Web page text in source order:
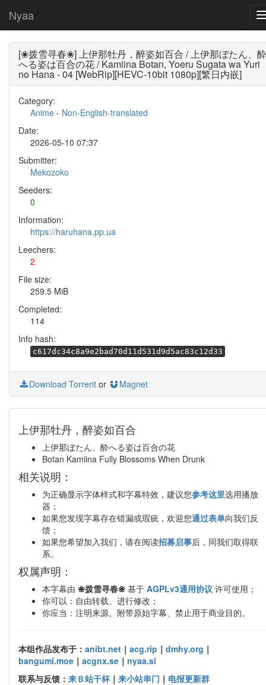
Nyaa
[❀拨雪寻春❀] 上伊那牡丹，醉姿如百合 / 上伊那ぼたん、酔
へる姿は百合の花 / Kamiina Botan, Yoeru Sugata wa Yuri
no Hana - 04 [WebRip][HEVC-10bit 1080p][繁日内嵌]
Category:
Anime - Non-English-translated
Date:
2026-05-10 07:37
Submitter:
Mekozoko
Seeders:
0
Information:
https://haruhana.pp.ua
Leechers:
2
File size:
259.5 MiB
Completed:
114
Info hash:
c617dc34c8a9e2bad70d11d531d9d5ac83c12d33
Download Torrent or Magnet
上伊那牡丹，醉姿如百合
上伊那ぼたん、酔へる姿は百合の花
Botan Kamiina Fully Blossoms When Drunk
相关说明：
为正确显示字体样式和字幕特效，建议您参考这里选用播放
器；
如果您发现字幕存在错漏或瑕疵，欢迎您通过表单向我们反
馈；
如果您希望加入我们，请在阅读招募启事后，同我们取得联
系。
权属声明：
本字幕由 ❀拨雪寻春❀ 基于 AGPLv3通用协议 许可使用；
你可以：自由转载、进行修改；
你应当：注明来源、附带原始字幕、禁止用于商业目的。
本组作品发布于： anibt.net ｜ acg.rip ｜ dmhy.org ｜
bangumi.moe ｜ acgnx.se ｜ nyaa.si
联系与反馈： 来Ｂ站干杯｜ 来小站串门 ｜ 电报更新群